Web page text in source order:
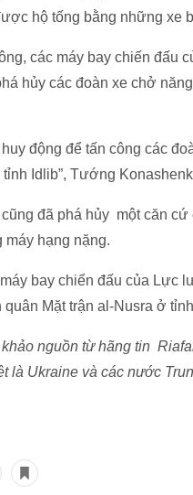
hộ tống bằng những xe
các máy bay chiến đấu
hủy các đoàn xe chở
động để tấn công các
Idlib”, Tướng
đã phá hủy một căn
máy hạng nặng.
bay chiến đấu của Lực
Mặt trận al-Nusra ở
nguồn từ hãng tin
là Ukraine và các nước